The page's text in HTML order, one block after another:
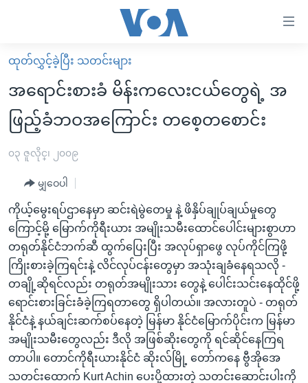
လွယ်ကူ
စေ
သည့်
Link
များ
အကြောင်းအရာ
ကျော်
ကြည့်
ရန်
အ
ညွန်း
စာမျက်နှာ
မူလစာမျက်နှာ
မြန်မာ
ကမ္ဘာ့သတင်းများ
နိုင်ငံတကာ
အစ္စရေး-ပါလက်စတိုင်း
ဗွီဒီယို
ရပ်ဝန်းတခု လမ်းတခု အလွန်
အင်္ဂလိပ်စာလေ့လာမယ်
အမေရိကန်သုံးအီဒီယံ
မကြေးမုံရဲ့ အင်္ဂလိပ်စာ
ရုပ်ရှင်ထဲက အင်္ဂလိပ်စာ
သုတပဒေသာ အင်္ဂလိပ်စာ
အပတ်စဉ်ကဏ္ဍများ
ရေဒီယို
တီဗွီ
ရေဒီယိုနှင့်ရုပ်သံ အချက်အလက်များ
ရေဒီယို/တီဗွီအစီအစဉ်
Learning English
ဗွီအိုအေ လူမှုကွန်ယက်များ
ထုတ်လွှင့်ခဲ့ပြီး သတင်းများ
အရောင်းစားခံ မိန်းကလေးငယ်တွေရဲ့ အ
ဖြည့်ခံဘဝအကြောင်း တစေ့တစောင်း
၀၃ ဇူလိုင္၊ ၂၀၀၉
မျှဝေပါ
ကိုယ့်မွေးရပ်ဌာနေမှာ ဆင်းရဲမွဲတေမှု နဲ့ ဖိနှိပ်ချုပ်ချယ်မှုတွေ
ကြောင့်မို့ မြောက်ကိုရီးယား အမျိုးသမီးထောင်ပေါင်းများစွာဟာ
တရုတ်နိုင်ငံဘက်ဆီ ထွက်ပြေးပြီး အလုပ်ရှာဖွေ လုပ်ကိုင်ကြဖို့
ကြိုးစားခဲ့ကြရင်းနဲ့ လိင်လုပ်ငန်းတွေမှာ အသုံးချခံနေရသလို -
တချို့ဆိုရင်လည်း တရုတ်အမျိုးသား တွေနဲ့ ပေါင်းသင်းနေထိုင်ဖို့
ရောင်းစားခြင်းခံခဲ့ကြရတာတွေ ရှိပါတယ်။ အလားတူပဲ - တရုတ်
နိုင်ငံနဲ့ နယ်ချင်းဆက်စပ်နေတဲ့ မြန်မာ နိုင်ငံမြောက်ပိုင်းက မြန်မာ
အမျိုးသမီးတွေလည်း ဒီလို အဖြစ်ဆိုးတွေကို ရင်ဆိုင်နေကြရ
တာပါ။ တောင်ကိုရီးယားနိုင်ငံ ဆိုးလ်မြို့ တော်ကနေ ဗွီအိုအေ
သတင်းထောက် Kurt Achin ပေးပို့ထားတဲ့ သတင်းဆောင်းပါးကို